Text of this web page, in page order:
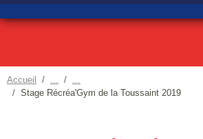
Accueil
Stage Récréa'Gym de la Toussaint 2019